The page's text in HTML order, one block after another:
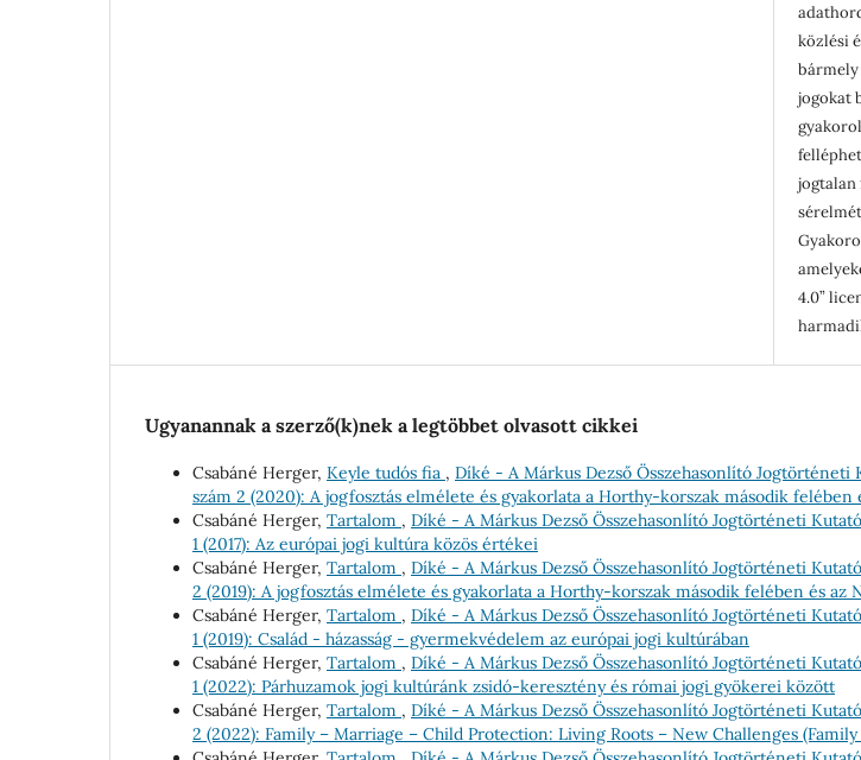
közlési
jogokat
jogtalan
4.0”
Ugyanannak a szerző(k)nek a legtöbbet olvasott cikkei
Csabáné Herger, Keyle tudós fia , Díké - A Márkus Dezső Összehasonlító Jogtörténeti
szám 2 (2020): A jogfosztás elmélete és gyakorlata a Horthy-korszak második
Csabáné Herger, Tartalom , Díké - A Márkus Dezső Összehasonlító Jogtörténeti
1 (2017): Az európai jogi kultúra közös értékei
Csabáné Herger, Tartalom , Díké - A Márkus Dezső Összehasonlító Jogtörténeti
2 (2019): A jogfosztás elmélete és gyakorlata a Horthy-korszak második felében és az
Csabáné Herger, Tartalom , Díké - A Márkus Dezső Összehasonlító Jogtörténeti
1 (2019): Család - házasság - gyermekvédelem az európai jogi kultúrában
Csabáné Herger, Tartalom , Díké - A Márkus Dezső Összehasonlító Jogtörténeti
1 (2022): Párhuzamok jogi kultúránk zsidó-keresztény és római jogi gyökerei között
Csabáné Herger, Tartalom , Díké - A Márkus Dezső Összehasonlító Jogtörténeti
2 (2022): Family – Marriage – Child Protection: Living Roots – New Challenges